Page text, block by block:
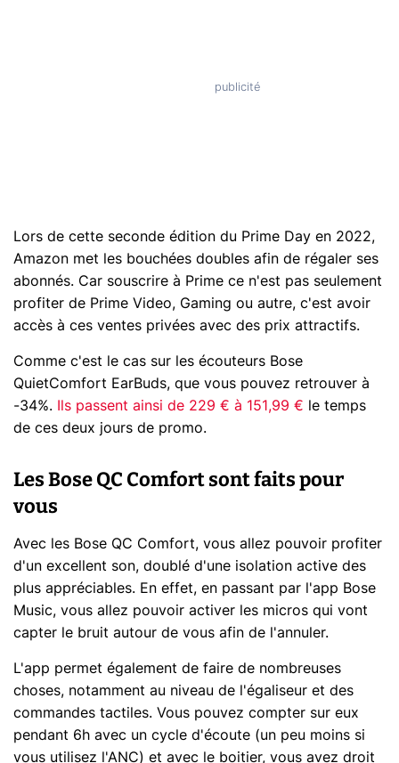
Lors de cette seconde édition du Prime Day en 2022,
Amazon met les bouchées doubles afin de régaler ses
abonnés. Car souscrire à Prime ce n'est pas seulement
profiter de Prime Video, Gaming ou autre, c'est avoir
accès à ces ventes privées avec des prix attractifs.
Comme c'est le cas sur les écouteurs Bose
QuietComfort EarBuds, que vous pouvez retrouver à
-34%.
Ils passent ainsi de 229 € à 151,99 € le temps
de ces deux jours de promo.
Les Bose QC Comfort sont faits pour
vous
Avec les Bose QC Comfort, vous allez pouvoir profiter
d'un excellent son, doublé d'une isolation active des
plus appréciables. En effet, en passant par l'app Bose
Music, vous allez pouvoir activer les micros qui vont
capter le bruit autour de vous afin de l'annuler.
L'app permet également de faire de nombreuses
choses, notamment au niveau de l'égaliseur et des
commandes tactiles. Vous pouvez compter sur eux
pendant 6h avec un cycle d'écoute (un peu moins si
vous utilisez l'ANC) et avec le boitier, vous avez droit